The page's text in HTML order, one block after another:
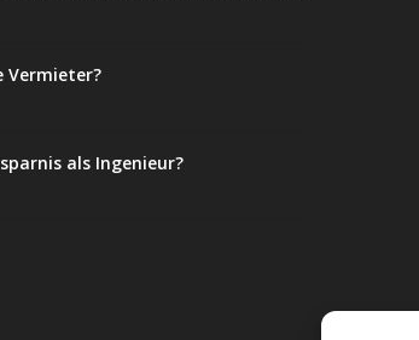
Vermieter?
als Ingenieur?